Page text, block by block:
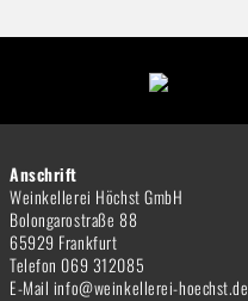
Anschrift
Weinkellerei Höchst GmbH
Bolongarostraße 88
65929 Frankfurt
Telefon 069 312085
E-Mail info@weinkellerei-hoechst.de